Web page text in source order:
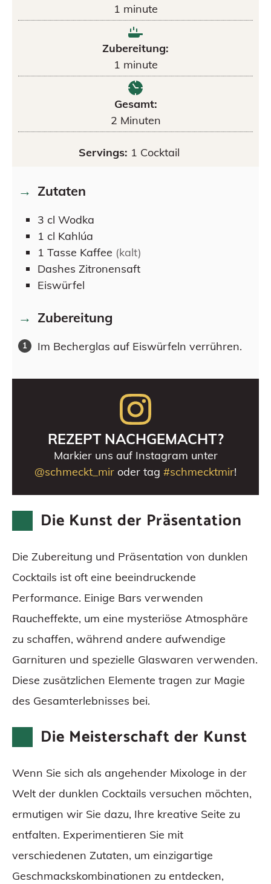
1 minute
Zubereitung:
1 minute
Gesamt:
2 Minuten
Servings: 1 Cocktail
Zutaten
3 cl Wodka
1 cl Kahlúa
1 Tasse Kaffee (kalt)
Dashes Zitronensaft
Eiswürfel
Zubereitung
Im Becherglas auf Eiswürfeln verrühren.
REZEPT NACHGEMACHT?
Markier uns auf Instagram unter
@schmeckt_mir oder tag #schmecktmir!
Die Kunst der Präsentation
Die Zubereitung und Präsentation von dunklen
Cocktails ist oft eine beeindruckende
Performance. Einige Bars verwenden
Raucheffekte, um eine mysteriöse Atmosphäre
zu schaffen, während andere aufwendige
Garnituren und spezielle Glaswaren verwenden.
Diese zusätzlichen Elemente tragen zur Magie
des Gesamterlebnisses bei.
Die Meisterschaft der Kunst
Wenn Sie sich als angehender Mixologe in der
Welt der dunklen Cocktails versuchen möchten,
ermutigen wir Sie dazu, Ihre kreative Seite zu
entfalten. Experimentieren Sie mit
verschiedenen Zutaten, um einzigartige
Geschmackskombinationen zu entdecken,